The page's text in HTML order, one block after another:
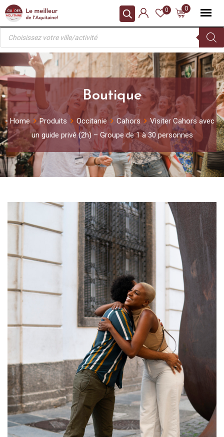
Skip
content
0
0
Recherche
produits
Boutique
Home Produits Occitanie Cahors
Visiter Cahors avec
un guide privé (2h) – Groupe de 1 à 30 personnes